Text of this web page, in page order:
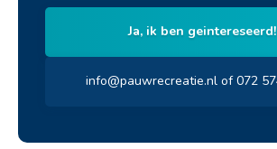
Ja, ik ben geintereseerd!
info@pauwrecreatie.nl of 072